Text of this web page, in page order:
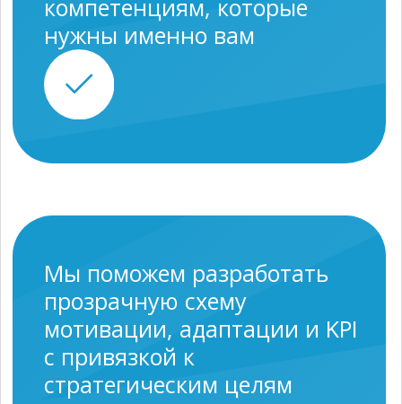
Мы возьмемся далеко не за
соответствуют нашим
откажемся.